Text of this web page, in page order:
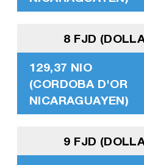
8 FJD
129,37 NIO
(CORDOBA D'OR
NICARAGUAYEN)
9 FJD